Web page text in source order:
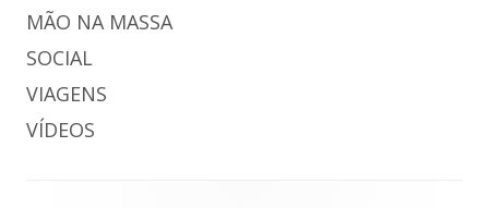
MÃO NA MASSA
SOCIAL
VIAGENS
VÍDEOS